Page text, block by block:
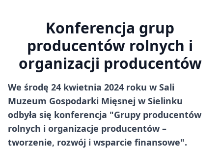
Konferencja grup
producentów rolnych i
organizacji producentów
We środę 24 kwietnia 2024 roku w Sali
Muzeum Gospodarki Mięsnej w Sielinku
odbyła się konferencja "Grupy producentów
rolnych i organizacje producentów –
tworzenie, rozwój i wsparcie finansowe".